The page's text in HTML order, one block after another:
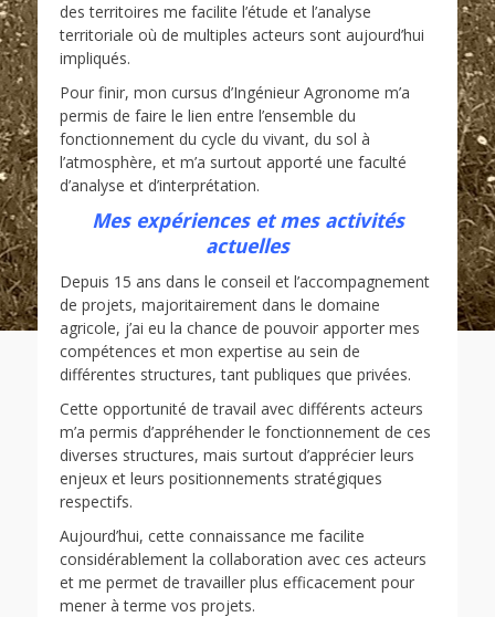
des territoires me facilite l’étude et l’analyse
territoriale où de multiples acteurs sont aujourd’hui
impliqués.
Pour finir, mon cursus d’Ingénieur Agronome m’a
permis de faire le lien entre l’ensemble du
fonctionnement du cycle du vivant, du sol à
l’atmosphère, et m’a surtout apporté une faculté
d’analyse et d’interprétation.
Mes expériences et mes activités
actuelles
Depuis 15 ans dans le conseil et l’accompagnement
de projets, majoritairement dans le domaine
agricole, j’ai eu la chance de pouvoir apporter mes
compétences et mon expertise au sein de
différentes structures, tant publiques que privées.
Cette opportunité de travail avec différents acteurs
m’a permis d’appréhender le fonctionnement de ces
diverses structures, mais surtout d’apprécier leurs
enjeux et leurs positionnements stratégiques
respectifs.
Aujourd’hui, cette connaissance me facilite
considérablement la collaboration avec ces acteurs
et me permet de travailler plus efficacement pour
mener à terme vos projets.